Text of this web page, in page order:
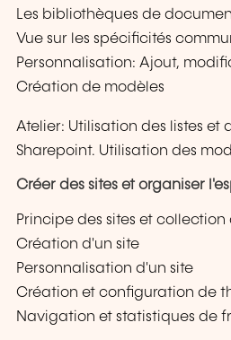
Les bibliothèques de
Vue sur les spécificités
Personnalisation: Ajout,
Création de modèles
Atelier: Utilisation des listes et
Sharepoint. Utilisation des
Créer des sites et organiser
Principe des sites et collection
Création d'un site
Personnalisation d'un site
Création et configuration de
Navigation et statistiques de